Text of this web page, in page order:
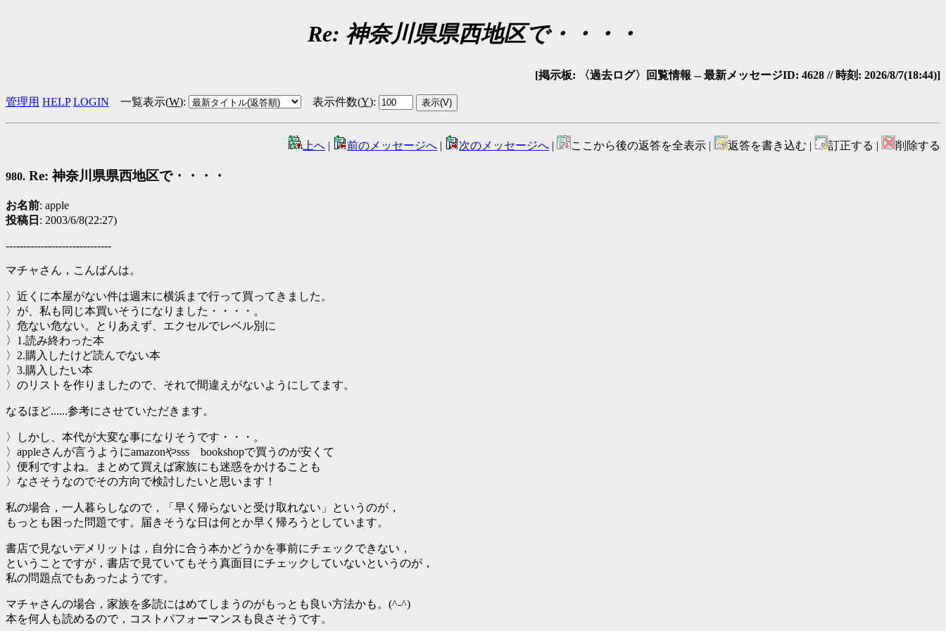
Re: 神奈川県県西地区で・・・・
[掲示板: 〈過去ログ〉回覧情報 -- 最新メッセージID: 4628 // 時刻: 2026/8/7(18:44)]
管理用 HELP LOGIN 一覧表示(W): 表示件数(Y):
上へ | 前のメッセージへ | 次のメッセージへ | ここから後の返答を全表示 | 返答を書き込む | 訂正する | 削除する
980. Re: 神奈川県県西地区で・・・・
お名前: apple
投稿日 : 2003/6/8(22:27)
------------------------------
マチャさん，こんばんは。
〉近くに本屋がない件は週末に横浜まで行って買ってきました。
〉が、私も同じ本買いそうになりました・・・・。
〉危ない危ない。とりあえず、エクセルでレベル別に
〉1.読み終わった本
〉2.購入したけど読んでない本
〉3.購入したい本
〉のリストを作りましたので、それで間違えがないようにしてます。
なるほど......参考にさせていただきます。
〉しかし、本代が大変な事になりそうです・・・。
〉appleさんが言うようにamazonやsss bookshopで買うのが安くて
〉便利ですよね。まとめて買えば家族にも迷惑をかけることも
〉なさそうなのでその方向で検討したいと思います！
私の場合，一人暮らしなので，「早く帰らないと受け取れない」というのが，
もっとも困った問題です。届きそうな日は何とか早く帰ろうとしています。
書店で見ないデメリットは，自分に合う本かどうかを事前にチェックできない，
ということですが，書店で見ていてもそう真面目にチェックしていないというのが，
私の問題点でもあったようです。
マチャさんの場合，家族を多読にはめてしまうのがもっとも良い方法かも。(^-^)
本を何人も読めるので，コストパフォーマンスも良さそうです。